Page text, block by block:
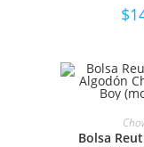
$
Bolsa